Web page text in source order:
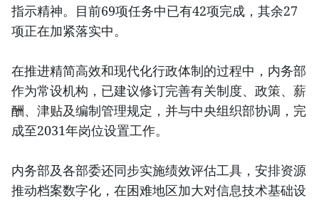
指示精神。目前69项任务中已有42项完成，其余27
项正在加紧落实中。
在推进精简高效和现代化行政体制的过程中，内务部
作为常设机构，已建议修订完善有关制度、政策、薪
酬、津贴及编制管理规定，并与中央组织部协调，完
成至2031年岗位设置工作。
内务部及各部委还同步实施绩效评估工具，安排资源
推动档案数字化，在困难地区加大对信息技术基础设